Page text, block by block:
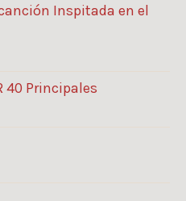
Inspitada en el
40 Principales